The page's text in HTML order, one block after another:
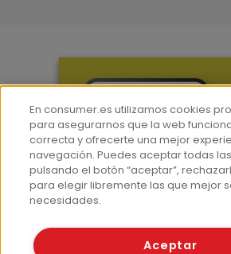
Hemeroteca
Contacto
Prensa
Corpus Lingüístico
© Fundación EROSKI
En consumer.es utilizamos cookies
para asegurarnos que la web
correcta y ofrecerte una mejor
navegación. Puedes aceptar todas
pulsando el botón “aceptar”,
para elegir libremente las que mejor
necesidades.
Aceptar